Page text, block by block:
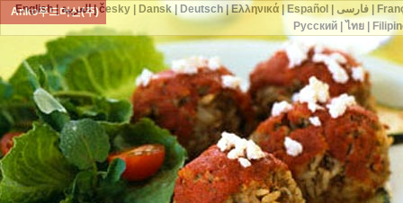
Anko푸드머신(주)
English|العربية|česky| Dansk| Deutsch|Ελληνικά|Español فارسی|
Русский| ไทย|